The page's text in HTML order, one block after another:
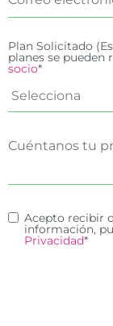
Plan Solicitado
planes se pueden
socio*
Acepto recibir
información,
Privacidad*